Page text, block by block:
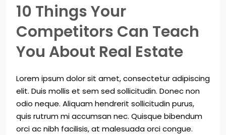
10 Things Your
Competitors Can Teach
You About Real Estate
Lorem ipsum dolor sit amet, consectetur adipiscing
elit. Duis mollis et sem sed sollicitudin. Donec non
odio neque. Aliquam hendrerit sollicitudin purus,
quis rutrum mi accumsan nec. Quisque bibendum
orci ac nibh facilisis, at malesuada orci congue.